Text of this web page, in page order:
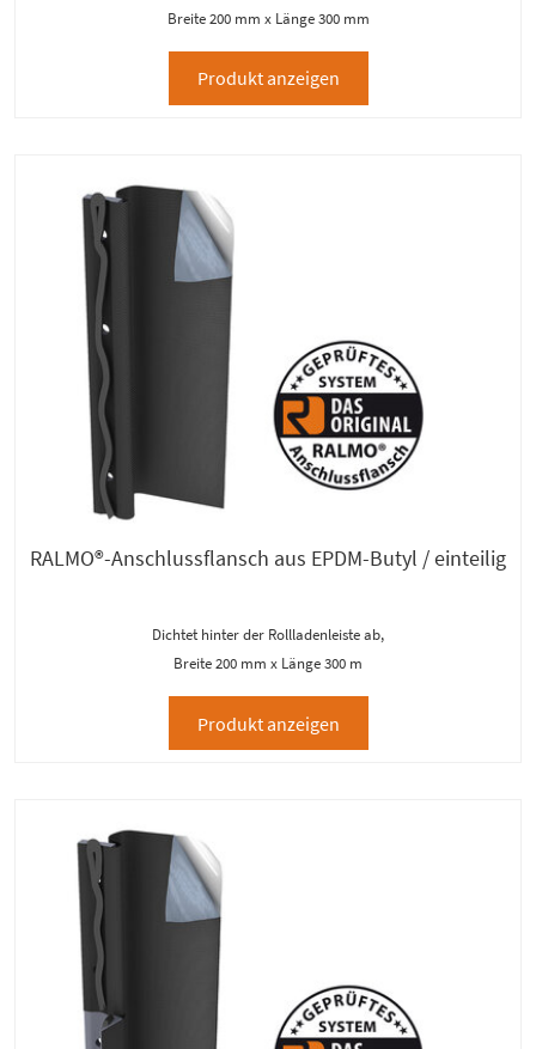
Breite 200 mm x Länge 300 mm
Produkt anzeigen
RALMO®-Anschlussflansch aus EPDM-Butyl / einteilig
Dichtet hinter der Rollladenleiste ab,
Breite 200 mm x Länge 300 m
Produkt anzeigen